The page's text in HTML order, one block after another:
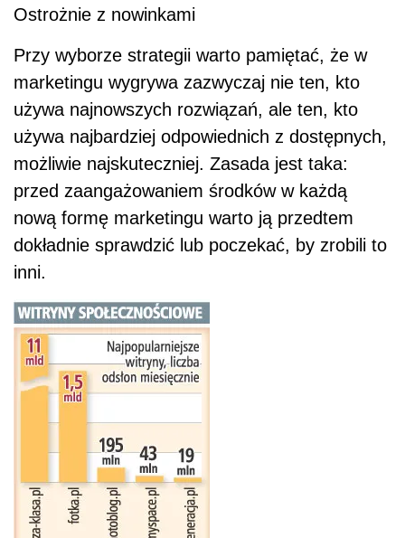
Ostrożnie z nowinkami
Przy wyborze strategii warto pamiętać, że w
marketingu wygrywa zazwyczaj nie ten, kto
używa najnowszych rozwiązań, ale ten, kto
używa najbardziej odpowiednich z dostępnych,
możliwie najskuteczniej. Zasada jest taka:
przed zaangażowaniem środków w każdą
nową formę marketingu warto ją przedtem
dokładnie sprawdzić lub poczekać, by zrobili to
inni.